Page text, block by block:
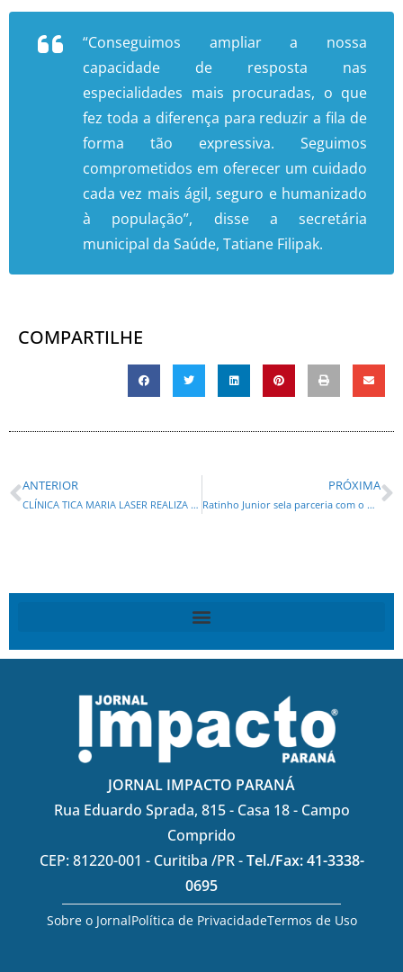
“Conseguimos ampliar a nossa
capacidade de resposta nas
especialidades mais procuradas, o que
fez toda a diferença para reduzir a fila de
forma tão expressiva. Seguimos
comprometidos em oferecer um cuidado
cada vez mais ágil, seguro e humanizado
à população”, disse a secretária
municipal da Saúde, Tatiane Filipak.
COMPARTILHE
ANTERIOR
CLÍNICA TICA MARIA LASER REALIZA LAVIEEN DAY EM 15 DE AGOSTO EM SÃO JOSÉ DOS PINHAIS
PRÓXIMA
Ratinho Junior sela parceria com o Google para expandir uso de IA e sistemas de gestão
JORNAL IMPACTO PARANÁ
Rua Eduardo Sprada, 815 - Casa 18 - Campo
Comprido
CEP: 81220-001 - Curitiba /PR -Tel./Fax: 41-3338-
0695
Sobre o JornalPolítica de PrivacidadeTermos de Uso